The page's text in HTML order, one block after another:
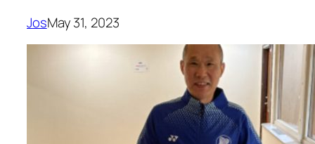
JosMay 31, 2023